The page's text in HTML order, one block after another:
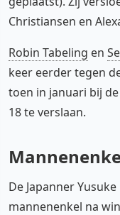
Christiansen en
Robin Tabeling en
keer eerder tegen
toen in januari bij
18 te verslaan.
De Japanner
mannenenkel na